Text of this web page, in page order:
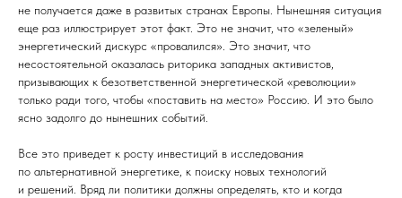
не получается даже в развитых странах Европы. Нынешняя ситуация
еще раз иллюстрирует этот факт. Это не значит, что «зеленый»
энергетический дискурс «провалился». Это значит, что
несостоятельной оказалась риторика западных активистов,
призывающих к безответственной энергетической «революции»
только ради того, чтобы «поставить на место» Россию. И это было
ясно задолго до нынешних событий.
Все это приведет к росту инвестиций в исследования
по альтернативной энергетике, к поиску новых технологий
и решений. Вряд ли политики должны определять, кто и когда